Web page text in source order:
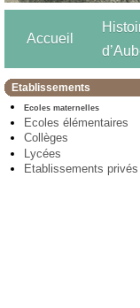
Accueil
Etablissements
Ecoles maternelles
Ecoles élémentaires
Collèges
Lycées
Etablissements privés